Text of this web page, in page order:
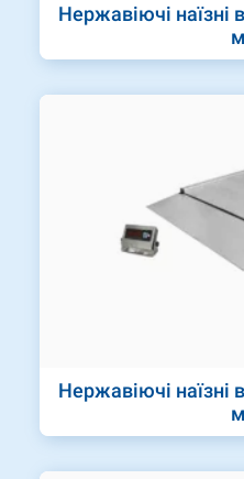
Нержавіючі наїзні
Нержавіючі наїзні